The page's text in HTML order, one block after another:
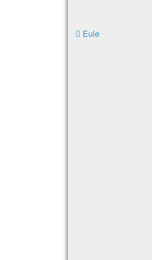
Eule